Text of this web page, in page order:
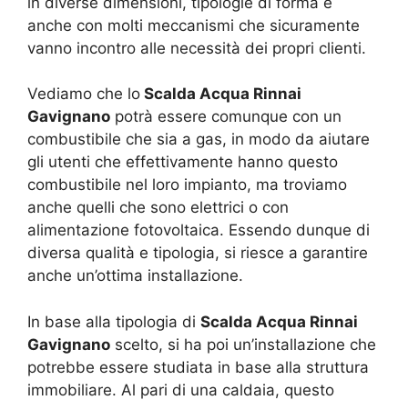
anche con molti meccanismi che sicuramente
vanno incontro alle necessità dei propri clienti.
Vediamo che lo Scalda Acqua Rinnai
Gavignano potrà essere comunque con un
combustibile che sia a gas, in modo da aiutare
gli utenti che effettivamente hanno questo
combustibile nel loro impianto, ma troviamo
anche quelli che sono elettrici o con
alimentazione fotovoltaica. Essendo dunque di
diversa qualità e tipologia, si riesce a garantire
anche un’ottima installazione.
In base alla tipologia di Scalda Acqua Rinnai
Gavignano scelto, si ha poi un’installazione che
potrebbe essere studiata in base alla struttura
immobiliare. Al pari di una caldaia, questo